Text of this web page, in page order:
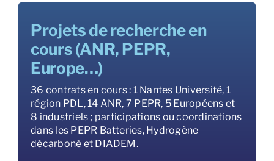
Projets de recherche en
cours (ANR, PEPR,
Europe…)
36 contrats en cours : 1 Nantes Université, 1
région PDL, 14 ANR, 7 PEPR, 5 Européens et
8 industriels ; participations ou coordinations
dans les PEPR Batteries, Hydrogène
décarboné et DIADEM.